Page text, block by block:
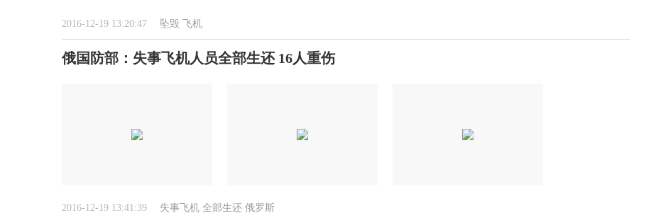
2016-12-19 13:20:47 坠毁 飞机
俄国防部：失事飞机人员全部生还 16人重伤
2016-12-19 13:41:39 失事飞机 全部生还 俄罗斯